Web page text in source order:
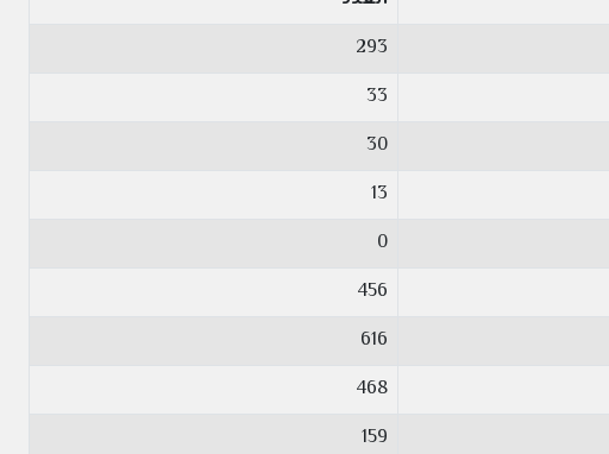
293
33
30
13
0
456
616
468
159